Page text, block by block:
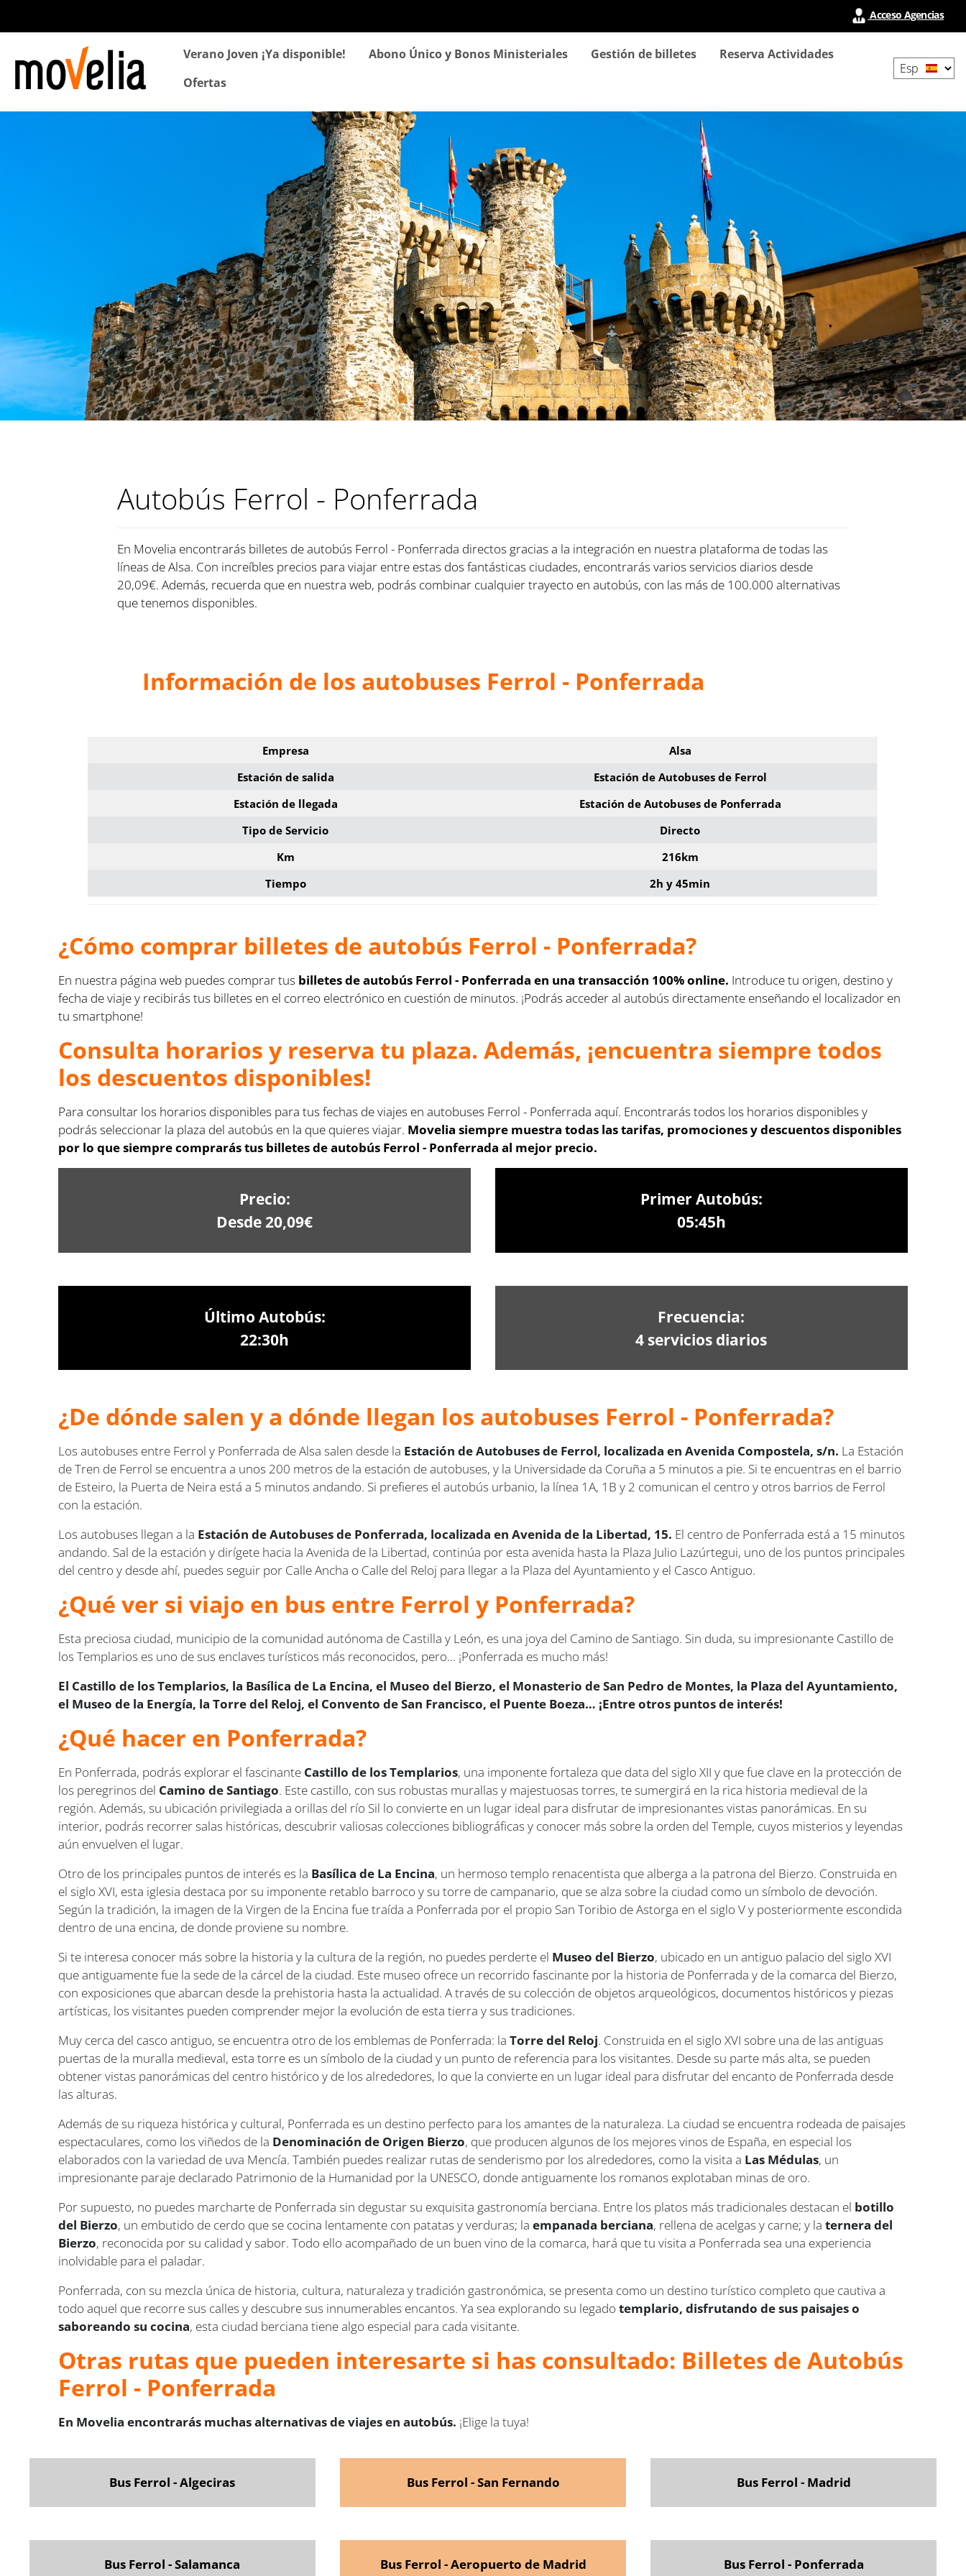
contenido
Acceso Agencias
Navegación
principal
Verano Joven ¡Ya disponible! Abono Único y Bonos Ministeriales Gestión de billetes
Reserva Actividades
Ofertas
your
Autobús Ferrol - Ponferrada
En Movelia encontrarás billetes de autobús Ferrol - Ponferrada directos gracias a la integración en nuestra plataforma de todas las
líneas de Alsa. Con increíbles precios para viajar entre estas dos fantásticas ciudades, encontrarás varios servicios diarios desde
20,09€. Además, recuerda que en nuestra web, podrás combinar cualquier trayecto en autobús, con las más de 100.000 alternativas
que tenemos disponibles.
Información de los autobuses Ferrol - Ponferrada
Empresa
Alsa
Estación de salida
Estación de Autobuses de Ferrol
Estación de llegada
Estación de Autobuses de Ponferrada
Tipo de Servicio
Directo
Km
216km
Tiempo
2h y 45min
¿Cómo comprar billetes de autobús Ferrol - Ponferrada?
En nuestra página web puedes comprar tus billetes de autobús Ferrol - Ponferrada en una transacción 100% online. Introduce tu origen, destino y
fecha de viaje y recibirás tus billetes en el correo electrónico en cuestión de minutos. ¡Podrás acceder al autobús directamente enseñando el localizador en
tu smartphone!
Consulta horarios y reserva tu plaza. Además, ¡encuentra siempre todos
los descuentos disponibles!
Para consultar los horarios disponibles para tus fechas de viajes en autobuses Ferrol - Ponferrada aquí. Encontrarás todos los horarios disponibles y
podrás seleccionar la plaza del autobús en la que quieres viajar. Movelia siempre muestra todas las tarifas, promociones y descuentos disponibles
por lo que siempre comprarás tus billetes de autobús Ferrol - Ponferrada al mejor precio.
Precio:
Desde 20,09€
Primer Autobús:
05:45h
Último Autobús:
22:30h
Frecuencia:
4 servicios diarios
¿De dónde salen y a dónde llegan los autobuses Ferrol - Ponferrada?
Los autobuses entre Ferrol y Ponferrada de Alsa salen desde la Estación de Autobuses de Ferrol, localizada en Avenida Compostela, s/n. La Estación
de Tren de Ferrol se encuentra a unos 200 metros de la estación de autobuses, y la Universidade da Coruña a 5 minutos a pie. Si te encuentras en el barrio
de Esteiro, la Puerta de Neira está a 5 minutos andando. Si prefieres el autobús urbanio, la línea 1A, 1B y 2 comunican el centro y otros barrios de Ferrol
con la estación.
Los autobuses llegan a la Estación de Autobuses de Ponferrada, localizada en Avenida de la Libertad, 15. El centro de Ponferrada está a 15 minutos
andando. Sal de la estación y dirígete hacia la Avenida de la Libertad, continúa por esta avenida hasta la Plaza Julio Lazúrtegui, uno de los puntos principales
del centro y desde ahí, puedes seguir por Calle Ancha o Calle del Reloj para llegar a la Plaza del Ayuntamiento y el Casco Antiguo.
¿Qué ver si viajo en bus entre Ferrol y Ponferrada?
Esta preciosa ciudad, municipio de la comunidad autónoma de Castilla y León, es una joya del Camino de Santiago. Sin duda, su impresionante Castillo de
los Templarios es uno de sus enclaves turísticos más reconocidos, pero… ¡Ponferrada es mucho más!
El Castillo de los Templarios, la Basílica de La Encina, el Museo del Bierzo, el Monasterio de San Pedro de Montes, la Plaza del Ayuntamiento,
el Museo de la Energía, la Torre del Reloj, el Convento de San Francisco, el Puente Boeza… ¡Entre otros puntos de interés!
¿Qué hacer en Ponferrada?
En Ponferrada, podrás explorar el fascinante Castillo de los Templarios, una imponente fortaleza que data del siglo XII y que fue clave en la protección de
los peregrinos del Camino de Santiago. Este castillo, con sus robustas murallas y majestuosas torres, te sumergirá en la rica historia medieval de la
región. Además, su ubicación privilegiada a orillas del río Sil lo convierte en un lugar ideal para disfrutar de impresionantes vistas panorámicas. En su
interior, podrás recorrer salas históricas, descubrir valiosas colecciones bibliográficas y conocer más sobre la orden del Temple, cuyos misterios y leyendas
aún envuelven el lugar.
Otro de los principales puntos de interés es la Basílica de La Encina, un hermoso templo renacentista que alberga a la patrona del Bierzo. Construida en
el siglo XVI, esta iglesia destaca por su imponente retablo barroco y su torre de campanario, que se alza sobre la ciudad como un símbolo de devoción.
Según la tradición, la imagen de la Virgen de la Encina fue traída a Ponferrada por el propio San Toribio de Astorga en el siglo V y posteriormente escondida
dentro de una encina, de donde proviene su nombre.
Si te interesa conocer más sobre la historia y la cultura de la región, no puedes perderte el Museo del Bierzo, ubicado en un antiguo palacio del siglo XVI
que antiguamente fue la sede de la cárcel de la ciudad. Este museo ofrece un recorrido fascinante por la historia de Ponferrada y de la comarca del Bierzo,
con exposiciones que abarcan desde la prehistoria hasta la actualidad. A través de su colección de objetos arqueológicos, documentos históricos y piezas
artísticas, los visitantes pueden comprender mejor la evolución de esta tierra y sus tradiciones.
Muy cerca del casco antiguo, se encuentra otro de los emblemas de Ponferrada: laTorre del Reloj. Construida en el siglo XVI sobre una de las antiguas
puertas de la muralla medieval, esta torre es un símbolo de la ciudad y un punto de referencia para los visitantes. Desde su parte más alta, se pueden
obtener vistas panorámicas del centro histórico y de los alrededores, lo que la convierte en un lugar ideal para disfrutar del encanto de Ponferrada desde
las alturas.
Además de su riqueza histórica y cultural, Ponferrada es un destino perfecto para los amantes de la naturaleza. La ciudad se encuentra rodeada de paisajes
espectaculares, como los viñedos de la Denominación de Origen Bierzo, que producen algunos de los mejores vinos de España, en especial los
elaborados con la variedad de uva Mencía. También puedes realizar rutas de senderismo por los alrededores, como la visita a Las Médulas, un
impresionante paraje declarado Patrimonio de la Humanidad por la UNESCO, donde antiguamente los romanos explotaban minas de oro.
Por supuesto, no puedes marcharte de Ponferrada sin degustar su exquisita gastronomía berciana. Entre los platos más tradicionales destacan el botillo
del Bierzo, un embutido de cerdo que se cocina lentamente con patatas y verduras; laempanada berciana, rellena de acelgas y carne; y laternera del
Bierzo, reconocida por su calidad y sabor. Todo ello acompañado de un buen vino de la comarca, hará que tu visita a Ponferrada sea una experiencia
inolvidable para el paladar.
Ponferrada, con su mezcla única de historia, cultura, naturaleza y tradición gastronómica, se presenta como un destino turístico completo que cautiva a
todo aquel que recorre sus calles y descubre sus innumerables encantos. Ya sea explorando su legadotemplario, disfrutando de sus paisajes o
saboreando su cocina, esta ciudad berciana tiene algo especial para cada visitante.
Otras rutas que pueden interesarte si has consultado: Billetes de Autobús
Ferrol - Ponferrada
En Movelia encontrarás muchas alternativas de viajes en autobús. ¡Elige la tuya!
Bus Ferrol - Algeciras Bus Ferrol - San Fernando Bus Ferrol - Madrid
Bus Ferrol - Salamanca Bus Ferrol - Aeropuerto de Madrid Bus Ferrol - Ponferrada